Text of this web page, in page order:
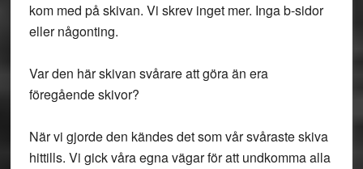
kom med på skivan. Vi skrev inget mer. Inga b-sidor
eller någonting.
Var den här skivan svårare att göra än era
föregående skivor?
När vi gjorde den kändes det som vår svåraste skiva
hittills. Vi gick våra egna vägar för att undkomma alla